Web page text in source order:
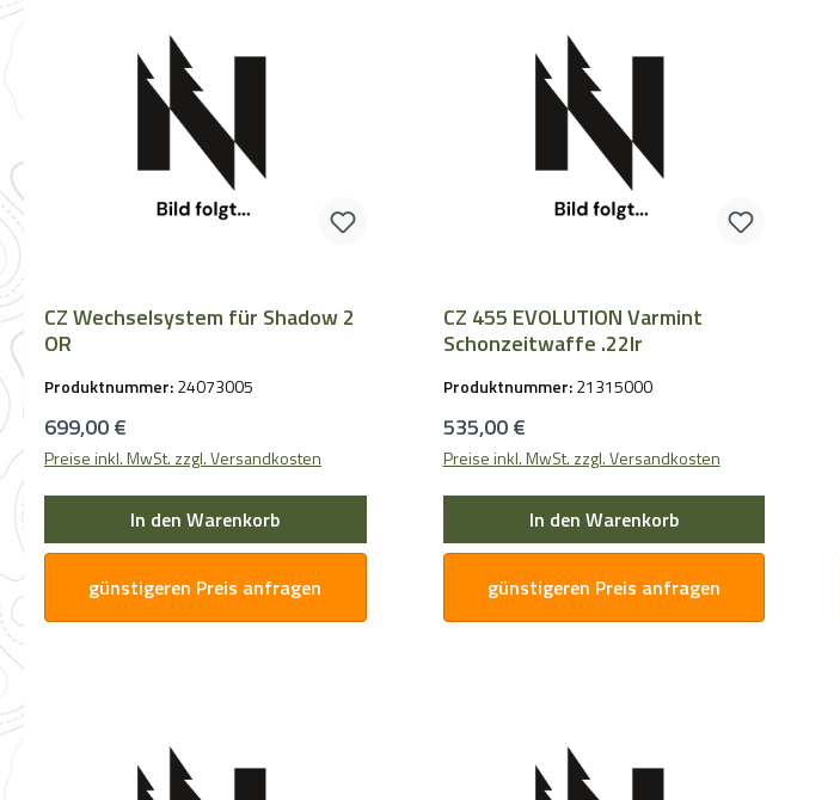
CZ Wechselsystem für Shadow 2
OR
Produktnummer:24073005
Regulärer Preis:
699,00 €
Preise inkl. MwSt. zzgl. Versandkosten
In den Warenkorb
günstigeren Preis anfragen
CZ 455 EVOLUTION Varmint
Schonzeitwaffe .22lr
Produktnummer:21315000
Regulärer Preis:
535,00 €
Preise inkl. MwSt. zzgl. Versandkosten
In den Warenkorb
günstigeren Preis anfragen